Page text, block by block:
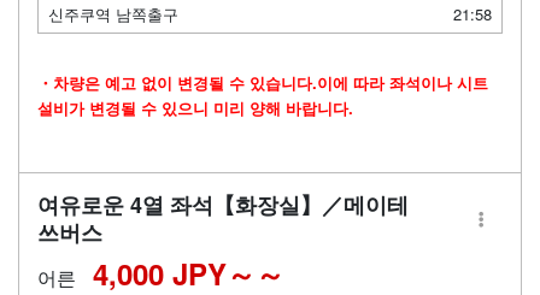
신주쿠역 남쪽출구
21:58
・차량은 예고 없이 변경될 수 있습니다.이에 따라 좌석이나 시트
설비가 변경될 수 있으니 미리 양해 바랍니다.
여유로운 4열 좌석【화장실】／메이테
쓰버스
어른 4,000 JPY～